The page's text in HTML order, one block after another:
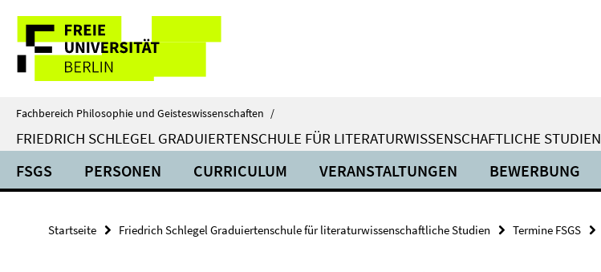
direkt
Inhalt
Service-
Navigation
Fachbereich Philosophie und Geisteswissenschaften /
FRIEDRICH SCHLEGEL GRADUIERTENSCHULE FÜR LITERATURWISSENSCHAFTLICHE STUDIEN
FSGS PERSONEN CURRICULUM VERANSTALTUNGEN BEWERBUNG
Startseite Friedrich Schlegel Graduiertenschule für literaturwissenschaftliche Studien Termine FSGS